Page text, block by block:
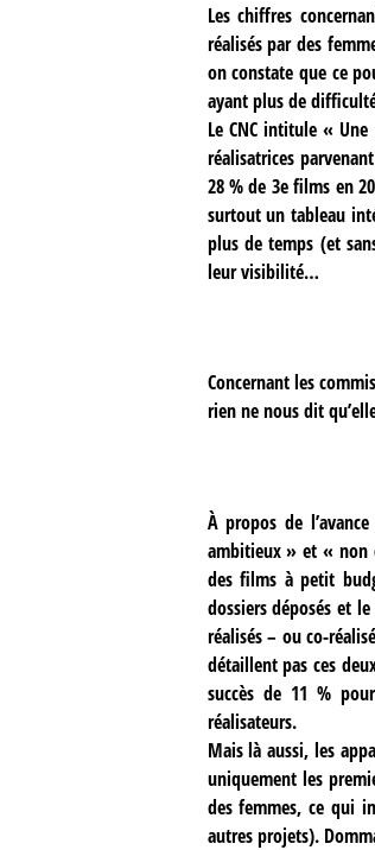
Les chiffres
réalisés par des
on constate que ce
ayant plus de
Le CNC intitule «
réalisatrices
28 % de 3e films en
surtout un tableau
plus de temps (et
leur visibilité…
Concernant les
rien ne nous dit
À propos de
ambitieux » et « non
des films à petit
dossiers déposés et
réalisés – ou co-
détaillent pas ces
succès de 11 %
réalisateurs.
Mais là aussi, les
uniquement les
des femmes, ce qui
autres projets).